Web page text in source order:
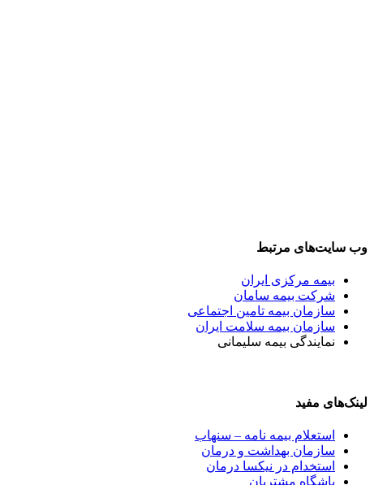
وب سایت‌های مرتبط
بیمه مرکزی ایران
شرکت بیمه سامان
سازمان بیمه تامین اجتماعی
سازمان بیمه سلامت ایران
نمایندگی بیمه سلیمانی
لینک‌های مفید
استعلام بیمه نامه – سنهاب
سازمان بهداشت و درمان
استخدام در نیکسا درمان
باشگاه مشتریان